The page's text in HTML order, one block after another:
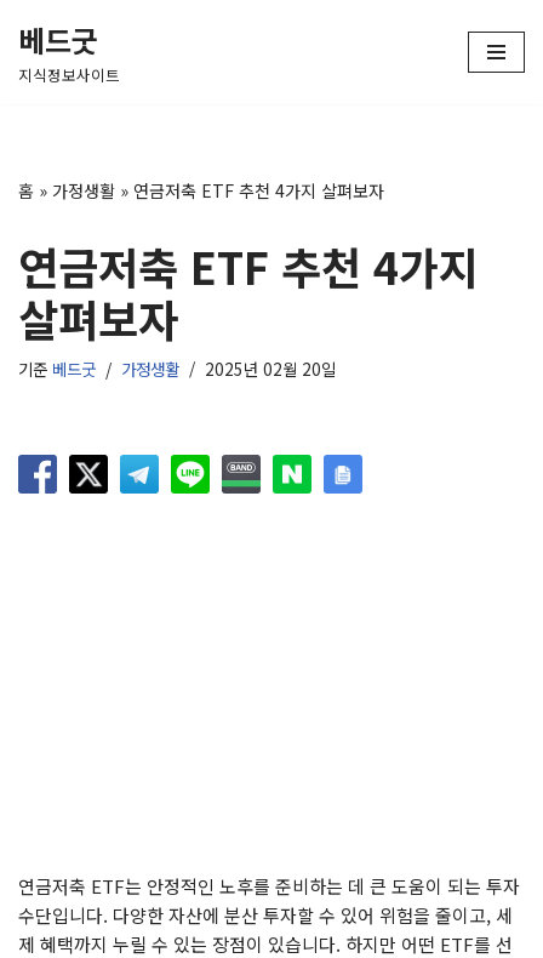
콘
건
기
베드굿
지식정보사이트
홈 » 가정생활 » 연금저축 ETF 추천 4가지 살펴보자
연금저축 ETF 추천 4가지
살펴보자
기준 베드굿 가정생활 2025년 02월 20일
연금저축 ETF는 안정적인 노후를 준비하는 데 큰 도움이 되는 투자
수단입니다. 다양한 자산에 분산 투자할 수 있어 위험을 줄이고, 세
제 혜택까지 누릴 수 있는 장점이 있습니다. 하지만 어떤 ETF를 선